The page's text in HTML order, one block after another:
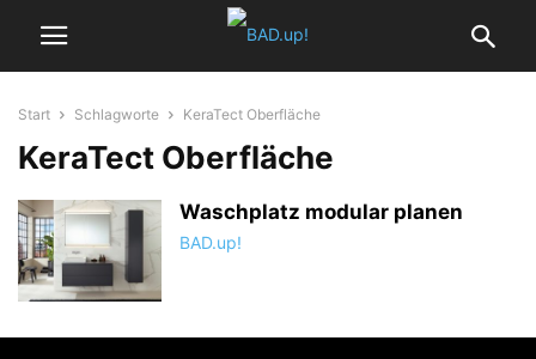
Start Schlagworte KeraTect Oberfläche
KeraTect Oberfläche
Waschplatz modular planen
BAD.up!